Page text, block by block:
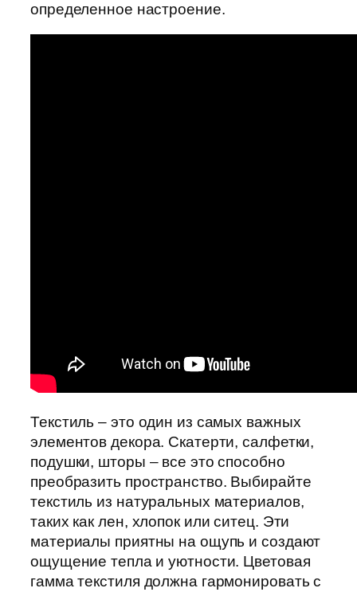
определенное настроение.
Текстиль – это один из самых важных
элементов декора. Скатерти, салфетки,
подушки, шторы – все это способно
преобразить пространство. Выбирайте
текстиль из натуральных материалов,
таких как лен, хлопок или ситец. Эти
материалы приятны на ощупь и создают
ощущение тепла и уютности. Цветовая
гамма текстиля должна гармонировать с